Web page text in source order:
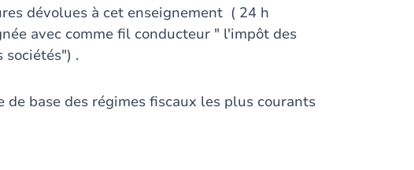
dévolues à cet enseignement ( 24 h
avec comme fil conducteur " l'impôt des
sociétés") .
base des régimes fiscaux les plus courants